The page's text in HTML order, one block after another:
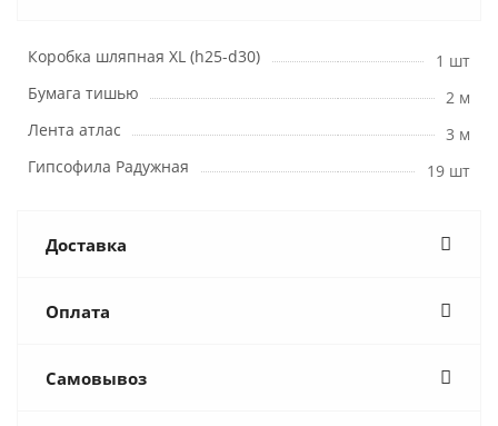
Коробка шляпная XL (h25-d30)
1 шт
Бумага тишью
2 м
Лента атлас
3 м
Гипсофила Радужная
19 шт
Доставка
Оплата
Самовывоз